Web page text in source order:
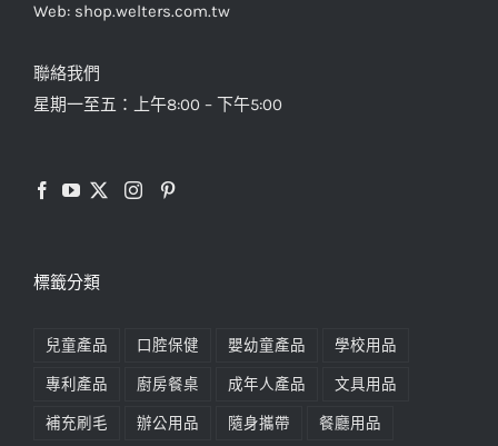
Web: shop.welters.com.tw
聯絡我們
星期一至五：上午8:00 – 下午5:00
標籤分類
兒童產品 口腔保健 嬰幼童產品 學校用品
專利產品 廚房餐桌 成年人產品 文具用品
補充刷毛 辦公用品 隨身攜帶 餐廳用品